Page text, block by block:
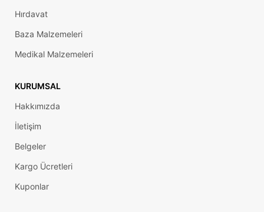
Hırdavat
Baza Malzemeleri
Medikal Malzemeleri
KURUMSAL
Hakkımızda
İletişim
Belgeler
Kargo Ücretleri
Kuponlar